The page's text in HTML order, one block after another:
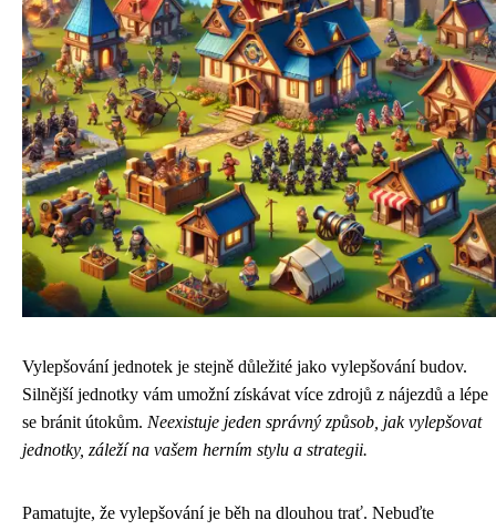
Vylepšování jednotek je stejně důležité jako vylepšování budov.
Silnější jednotky vám umožní získávat více zdrojů z nájezdů a lépe
se bránit útokům. Neexistuje jeden správný způsob, jak vylepšovat
jednotky, záleží na vašem herním stylu a strategii.
Pamatujte, že vylepšování je běh na dlouhou trať. Nebuďte